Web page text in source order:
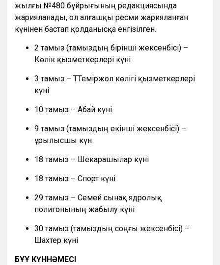
жылғы №480 бұйрығының редакциясында
жарияланады, ол алғашқы ресми жарияланған
күнінен бастап қолданысқа енгізілген.
2 тамыз (тамыздың бірінші жексенбісі) –
Көлік қызметкерлері күні
3 тамыз – ТТеміржол көлігі қызметкерлері
күні
10 тамыз – Абай күні
9 тамыз (тамыздың екінші жексенбісі) –
Құрылысшы күн
18 тамыз – Шекарашылар күні
18 тамыз – Спорт күні
29 тамыз – Семей сынақ ядролық
полигонының жабылу күні
30 тамыз (тамыздың соңғы жексенбісі) –
Шахтер күні
БҰҰ КҮННӘМЕСІ